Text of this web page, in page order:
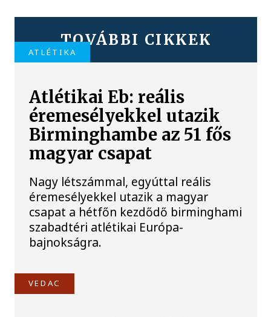
TOVÁBBI CIKKEK
ATLÉTIKA
Atlétikai Eb: reális
éremesélyekkel utazik
Birminghambe az 51 fős
magyar csapat
Nagy létszámmal, egyúttal reális
éremesélyekkel utazik a magyar
csapat a hétfőn kezdődő birminghami
szabadtéri atlétikai Európa-
bajnokságra.
VEDAC